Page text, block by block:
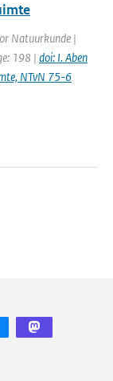
Natuurkunde |
198 | doi: I. Aben
NTvN 75-6